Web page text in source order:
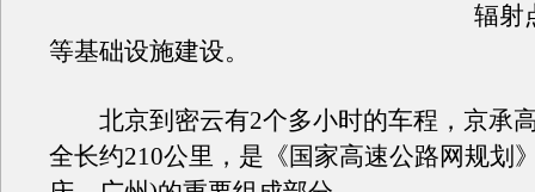
辐射
等基础设施建设。
北京到密云有2个多小时的车程，京承
全长约210公里，是《国家高速公路网规划